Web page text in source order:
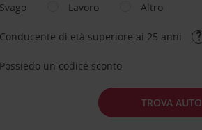
Svago
Lavoro Altro
Conducente di età superiore ai 25 anni
Possiedo un codice sconto
TROVA AUTO